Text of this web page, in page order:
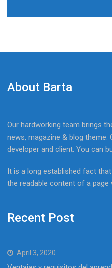
About Barta
Our hardworking team brings
news, magazine & blog
developer and client. You can
It is a long established fact
the readable content of a page
Recent Post
April 3, 2020